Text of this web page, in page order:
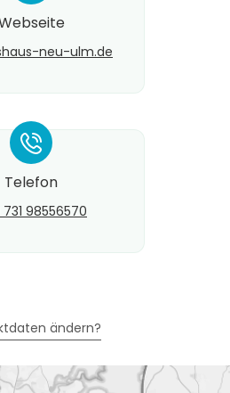
neu-ulm.de
*
Telefon
98556570
ändern?